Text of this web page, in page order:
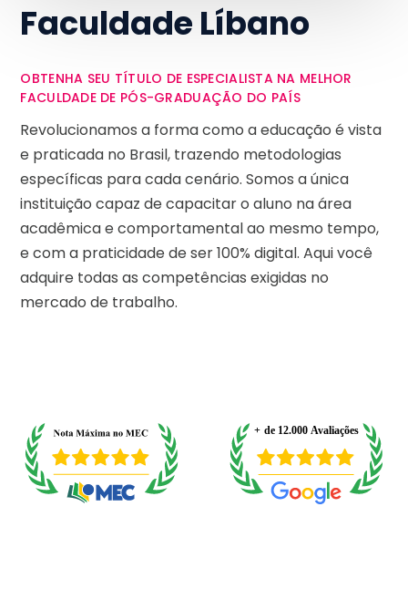
Faculdade Líbano
OBTENHA SEU TÍTULO DE ESPECIALISTA NA MELHOR
FACULDADE DE PÓS-GRADUAÇÃO DO PAÍS
Revolucionamos a forma como a educação é vista
e praticada no Brasil, trazendo metodologias
específicas para cada cenário. Somos a única
instituição capaz de capacitar o aluno na área
acadêmica e comportamental ao mesmo tempo,
e com a praticidade de ser 100% digital. Aqui você
adquire todas as competências exigidas no
mercado de trabalho.